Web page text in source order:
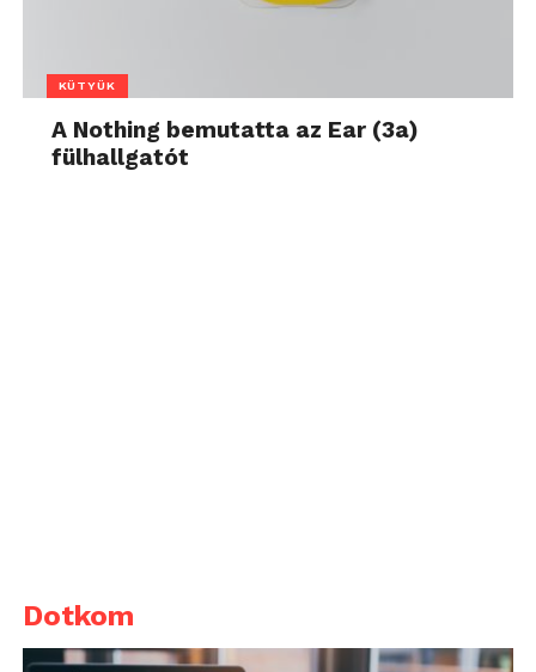
KÜTYÜK
A Nothing bemutatta az Ear (3a)
fülhallgatót
Dotkom